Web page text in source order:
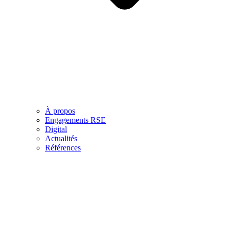
À propos
Engagements RSE
Digital
Actualités
Références